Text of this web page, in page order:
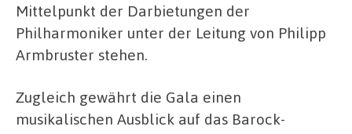
Mittelpunkt der Darbietungen der
Philharmoniker unter der Leitung von Philipp
Armbruster stehen.
Zugleich gewährt die Gala einen
musikalischen Ausblick auf das Barock-